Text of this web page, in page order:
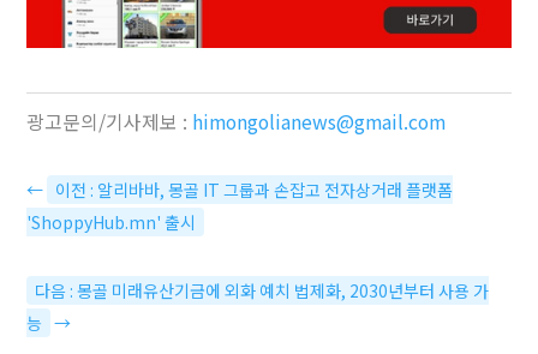
광고문의/기사제보 : himongolianews@gmail.com
← 이전 : 알리바바, 몽골 IT 그룹과 손잡고 전자상거래 플랫폼
'ShoppyHub.mn' 출시
다음 : 몽골 미래유산기금에 외화 예치 법제화, 2030년부터 사용 가
능 →